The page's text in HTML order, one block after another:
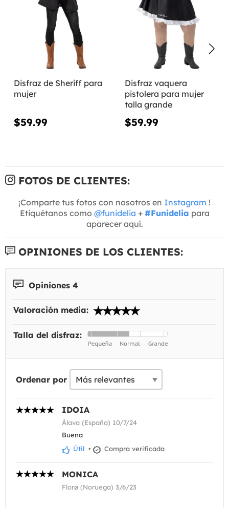
Disfraz de Sheriff para
mujer
$59.99
Disfraz vaquera
pistolera para mujer
talla grande
$59.99
FOTOS DE CLIENTES:
¡Comparte tus fotos con nosotros en Instagram !
Etiquétanos como @funidelia + #Funidelia para
aparecer aquí.
OPINIONES DE LOS CLIENTES:
Opiniones 4
Valoración media:
Talla del disfraz:
Ordenar por
IDOIA
Álava (España) 10/7/24
Buena
Útil • Compra verificada
MONICA
Florø (Noruega) 3/6/23